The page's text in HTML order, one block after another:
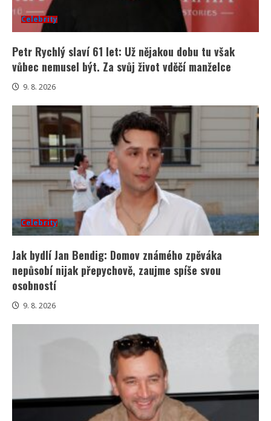
Celebrity
Petr Rychlý slaví 61 let: Už nějakou dobu tu však
vůbec nemusel být. Za svůj život vděčí manželce
9. 8. 2026
Celebrity
Jak bydlí Jan Bendig: Domov známého zpěváka
nepůsobí nijak přepychově, zaujme spíše svou
osobností
9. 8. 2026